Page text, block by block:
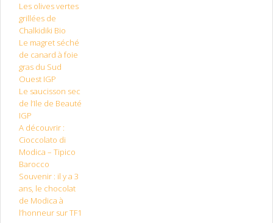
Les olives vertes
grillées de
Chalkidiki Bio
Le magret séché
de canard à foie
gras du Sud
Ouest IGP
Le saucisson sec
de l’Ile de Beauté
IGP
A découvrir :
Cioccolato di
Modica – Tipico
Barocco
Souvenir : il y a 3
ans, le chocolat
de Modica à
l’honneur sur TF1